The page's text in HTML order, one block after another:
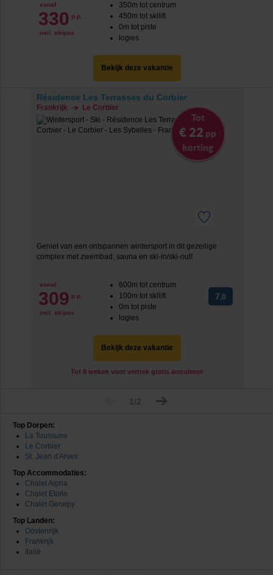
vanaf
330 p.p.
incl. skipas
350m tot centrum
450m tot skilift
0m tot piste
logies
Bekijk deze vakantie
Résidence Les Terrasses du Corbier
Frankrijk Le Corbier
Tot
€ 22 pp
korting
Geniet van een ontspannen wintersport in dit gezellige
complex met zwembad, sauna en ski-in/ski-out!
vanaf
309 p.p.
incl. skipas
600m tot centrum
100m tot skilift
0m tot piste
logies
7,0
Bekijk deze vakantie
Tot 8 weken voor vertrek gratis annuleren
1/2
Top Dorpen:
La Toussuire
Le Corbier
St. Jean d'Arves
Top Accommodaties:
Chalet Alpha
Chalet Etoile
Chalet Genepy
Top Landen:
Oostenrijk
Frankrijk
Italië